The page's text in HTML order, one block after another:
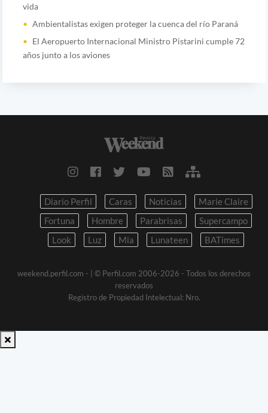
vida
Ambientalistas exigen proteger la cuenca del río Paraná
El Aeropuerto Internacional Ministro Pistarini cumple 72
años junto a los aviones
Diario Perfil Caras Noticias
Marie Claire
Fortuna
Hombre Parabrisas
Supercampo
Look
Luz Mia Lunateen BATimes
weekend.perfil.com -
| © Perfil.com 2006-2026 - Todos los derechos
reservados
Registro de Propiedad Intelectual: Nro.